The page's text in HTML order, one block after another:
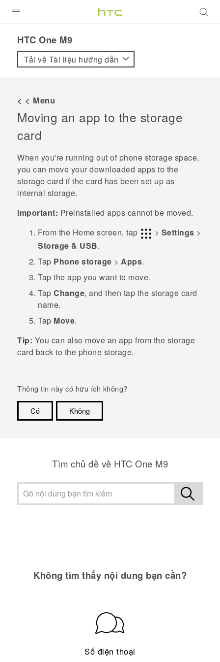
VIVE
VIVERSE
ỨNG DỤNG
HỖ TRỢ
HTC One M9‎
Tải về Tài liệu hướng dẫn
< < Menu
Moving an app to the storage
card
When you're running out of phone storage space,
you can move your downloaded apps to the
storage card if the card has been set up as
internal storage.
Important: Preinstalled apps cannot be moved.
From the Home screen, tap > Settings >
Storage & USB.
Tap Phone storage > Apps.
Tap the app you want to move.
Tap Change, and then tap the storage card
name.
Tap Move.
Tip: You can also move an app from the storage
card back to the phone storage.
Thông tin này có hữu ích không?
Có
Không
Tìm chủ đề về HTC One M9
Không tìm thấy nội dung bạn cần?
Số điện thoại